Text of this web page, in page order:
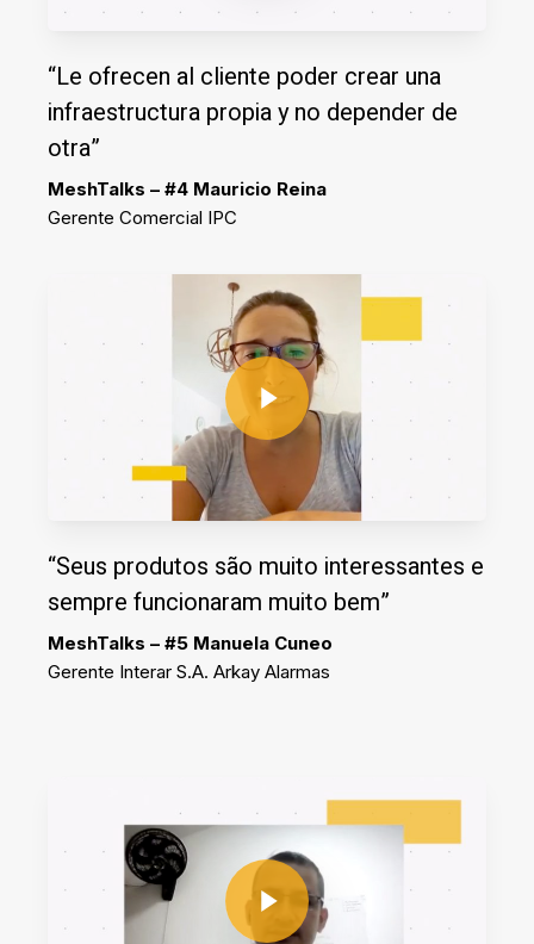
“Le ofrecen al cliente poder crear una
infraestructura propia y no depender de
otra”
MeshTalks – #4 Mauricio Reina
Gerente Comercial IPC
Play Video
“Seus produtos são muito interessantes e
sempre funcionaram muito bem”
MeshTalks – #5 Manuela Cuneo
Gerente Interar S.A. Arkay Alarmas
Play Video